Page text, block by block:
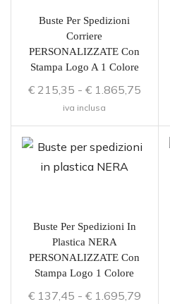
Buste Per Spedizioni
Corriere
PERSONALIZZATE Con
Stampa Logo A 1 Colore
€215,35 - €1.865,75
iva inclusa
Buste Per Spedizioni In
Plastica NERA
PERSONALIZZATE Con
Stampa Logo 1 Colore
€137,45 - €1.695,79